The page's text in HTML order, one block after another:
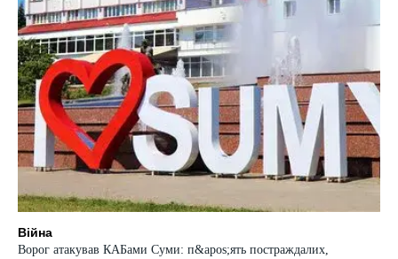
Війна
Ворог атакував КАБами Суми: п&apos;ять постраждалих,